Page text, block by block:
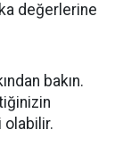
değerlerine
bakın.